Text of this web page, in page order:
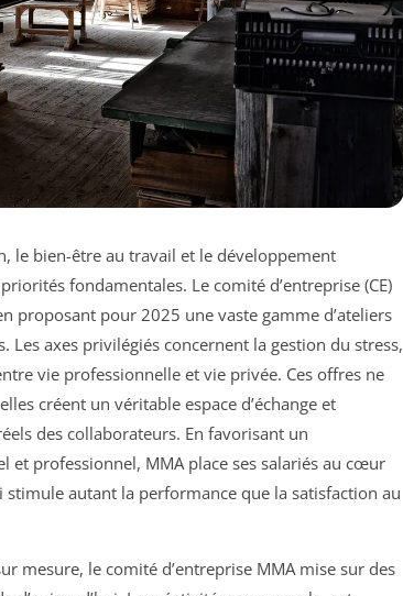
le bien-être au travail et le développement
fondamentales. Le comité d’entreprise (CE)
proposant pour 2025 une vaste gamme d’ateliers
axes privilégiés concernent la gestion du stress,
vie professionnelle et vie privée. Ces offres ne
créent un véritable espace d’échange et
des collaborateurs. En favorisant un
et professionnel, MMA place ses salariés au cœur
autant la performance que la satisfaction au
mesure, le comité d’entreprise MMA mise sur des